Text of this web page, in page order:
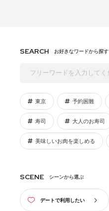
SEARCH お好きなワードから探す
東京 予約困難
寿司 大人のお寿司
美味しいお肉を楽しめる
SCENE シーンから選ぶ
デートで利用したい